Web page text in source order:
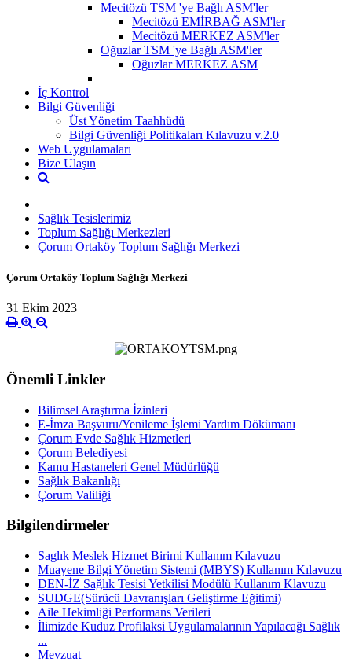
Mecitözü TSM 'ye Bağlı ASM'ler
Mecitözü EMİRBAĞ ASM'ler
Mecitözü MERKEZ ASM'ler
Oğuzlar TSM 'ye Bağlı ASM'ler
Oğuzlar MERKEZ ASM
İç Kontrol
Bilgi Güvenliği
Üst Yönetim Taahhüdü
Bilgi Güvenliği Politikaları Kılavuzu v.2.0
Web Uygulamaları
Bize Ulaşın
Sağlık Tesislerimiz
Toplum Sağlığı Merkezleri
Çorum Ortaköy Toplum Sağlığı Merkezi
Çorum Ortaköy Toplum Sağlığı Merkezi
31 Ekim 2023
Önemli Linkler
Bilimsel Araştırma İzinleri
E-İmza Başvuru/Yenileme İşlemi Yardım Dökümanı
Çorum Evde Sağlık Hizmetleri
Çorum Belediyesi
Kamu Hastaneleri Genel Müdürlüğü
Sağlık Bakanlığı
Çorum Valiliği
Bilgilendirmeler
Saglık Meslek Hizmet Birimi Kullanım Kılavuzu
Muayene Bilgi Yönetim Sistemi (MBYS) Kullanım Kılavuzu
DEN-İZ Sağlık Tesisi Yetkilisi Modülü Kullanım Klavuzu
SUDGE(Sürücü Davranışları Geliştirme Eğitimi)
Aile Hekimliği Performans Verileri
İlimizde Kuduz Profilaksi Uygulamalarının Yapılacağı Sağlık
...
Mevzuat